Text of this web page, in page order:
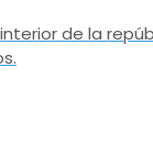
de la